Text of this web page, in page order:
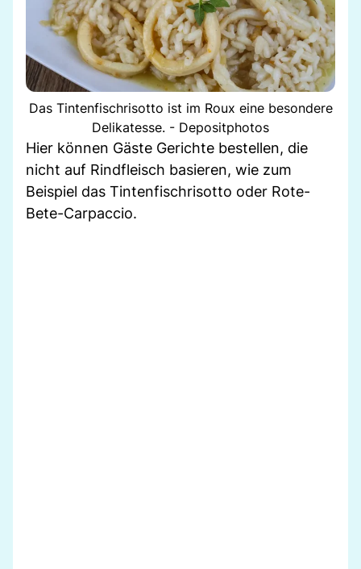
Das Tintenfischrisotto ist im Roux eine besondere
Delikatesse. - Depositphotos
Hier können Gäste Gerichte bestellen, die
nicht auf Rindfleisch basieren, wie zum
Beispiel das Tintenfischrisotto oder Rote-
Bete-Carpaccio.